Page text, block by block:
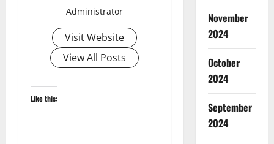
Administrator
Visit Website
View All Posts
Like this:
November
2024
October
2024
September
2024